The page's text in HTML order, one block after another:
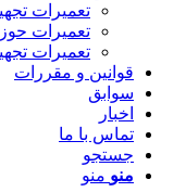
تعمیرات
تعمیرات
تعمیرات
قوانین و مقررات
سوابق
اخبار
تماس با ما
جستجو
منو منو